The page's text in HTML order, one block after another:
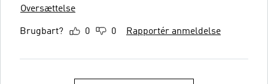
Oversættelse
Brugbart? 0 0 Rapportér anmeldelse